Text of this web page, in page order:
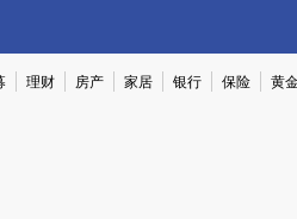
理财 房产 家居 银行 保险 黄